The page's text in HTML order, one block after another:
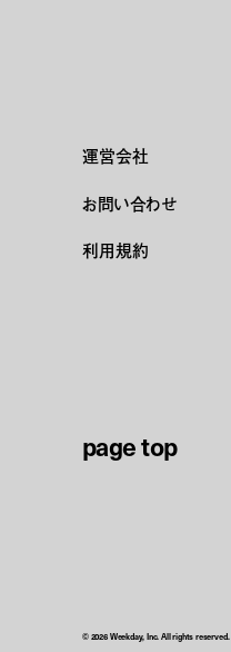
運営会社
お問い合わせ
利用規約
page top
© 2026 Weekday, Inc. All rights reserved.